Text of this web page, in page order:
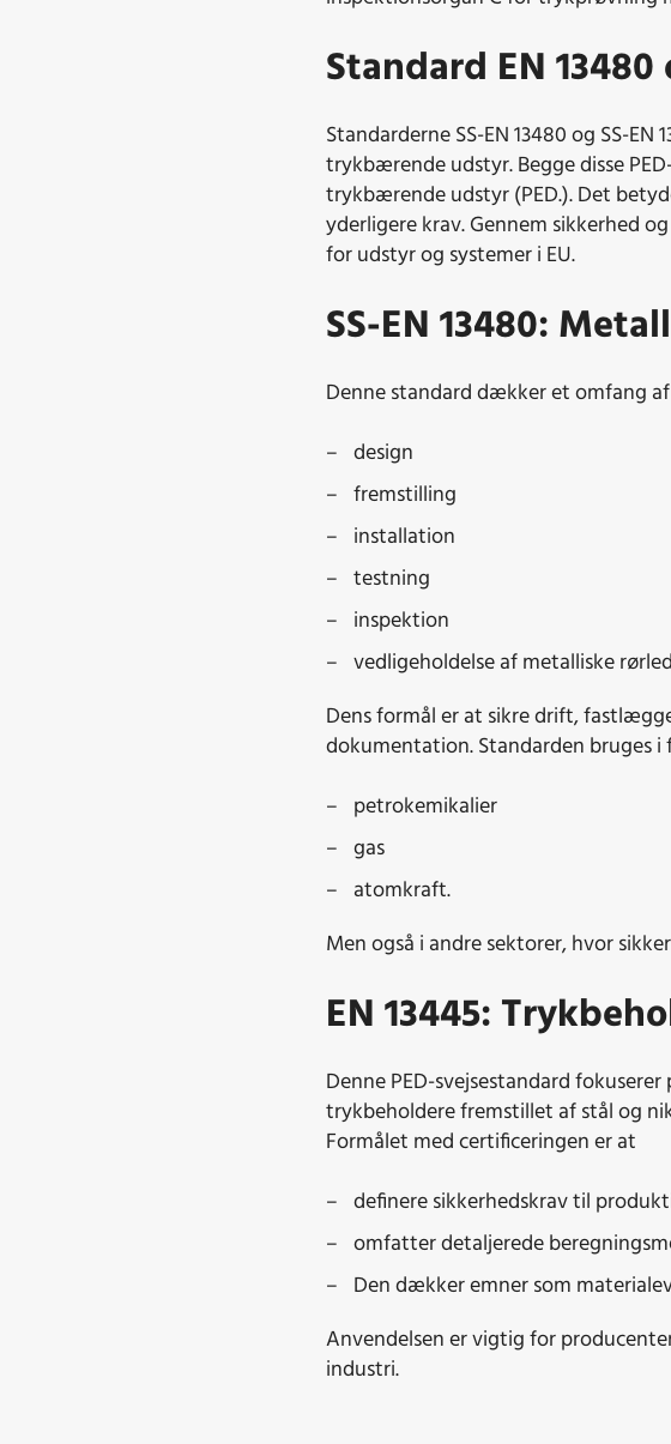
Standard EN 13480
Standarderne SS-EN 13480 og SS-
trykbærende udstyr. Begge disse
trykbærende udstyr (PED.). Det
yderligere krav. Gennem sikkerhed
for udstyr og systemer i EU.
SS-EN 13480:
Denne standard dækker et omfang af
design
fremstilling
installation
testning
inspektion
vedligeholdelse af metalliske
Dens formål er at sikre drift,
dokumentation. Standarden bruges i
petrokemikalier
gas
atomkraft.
Men også i andre sektorer, hvor
EN 13445:
Denne PED-svejsestandard
trykbeholdere fremstillet af stål og
Formålet med certificeringen er at
definere sikkerhedskrav til
omfatter detaljerede
Den dækker emner som
Anvendelsen er vigtig for
industri.